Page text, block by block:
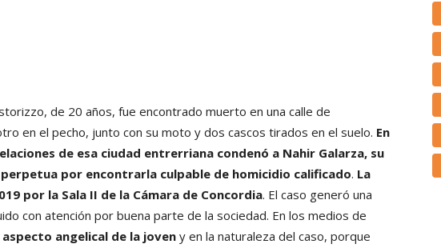
de 20 años, fue encontrado muerto en una calle de
en el pecho, junto con su moto y dos cascos tirados en el suelo. En
de esa ciudad entrerriana condenó a Nahir Galarza, su
por encontrarla culpable de homicidio calificado. La
por la Sala II de la Cámara de Concordia. El caso generó una
con atención por buena parte de la sociedad. En los medios de
aspecto angelical de la joven y en la naturaleza del caso, porque